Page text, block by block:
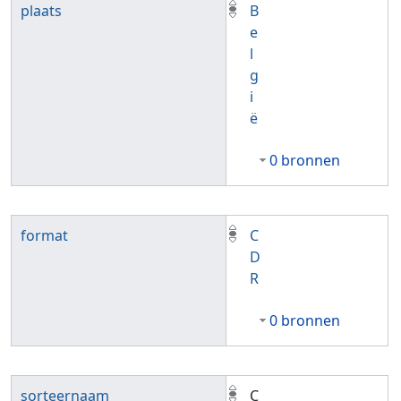
plaats
B
e
l
g
i
ë
0 bronnen
format
C
D
R
0 bronnen
sorteernaam
C